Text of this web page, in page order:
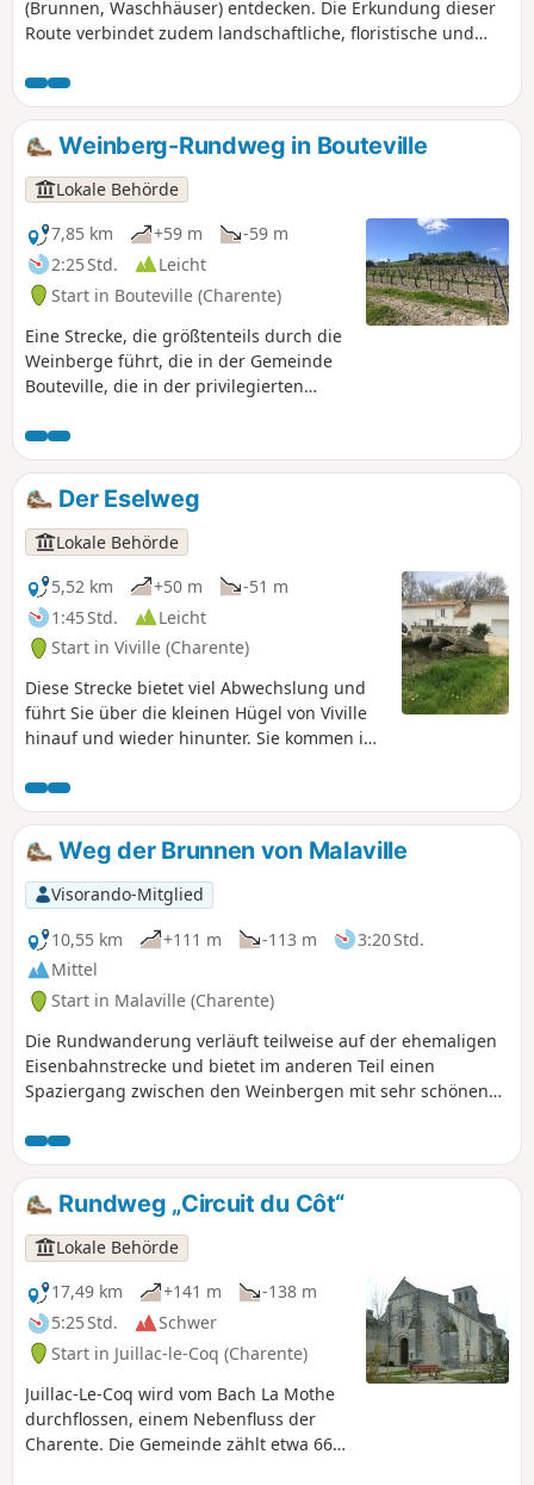
(Brunnen, Waschhäuser) entdecken. Die Erkundung dieser
Route verbindet zudem landschaftliche, floristische und
Weinberg-Rundweg in Bouteville
Lokale Behörde
7,85 km
+59 m
-59 m
2:25 Std.
Leicht
Start in Bouteville (Charente)
Eine Strecke, die größtenteils durch die
Weinberge führt, die in der Gemeinde
Bouteville, die in der privilegierten
Cognac liegt, allgegenwärtig sind. Fast
alle Winzer von Bouteville sind auch
„Schnapsbrenner“.
Der Eselweg
Lokale Behörde
5,52 km
+50 m
-51 m
1:45 Std.
Leicht
Start in Viville (Charente)
Diese Strecke bietet viel Abwechslung und
führt Sie über die kleinen Hügel von Viville
hinauf und wieder hinunter. Sie kommen in
einer alten Mühle am Né vorbei.
Weg der Brunnen von Malaville
Visorando-Mitglied
10,55 km
+111 m -113 m
3:20 Std.
Mittel
Start in Malaville (Charente)
Die Rundwanderung verläuft teilweise auf der ehemaligen
Eisenbahnstrecke und bietet im anderen Teil einen
Spaziergang zwischen den Weinbergen mit sehr schönen
Rundweg „Circuit du Côt“
Lokale Behörde
17,49 km
+141 m
-138 m
5:25 Std.
Schwer
Start in Juillac-le-Coq (Charente)
Juillac-Le-Coq wird vom Bach La Mothe
durchflossen, einem Nebenfluss der
Charente. Die Gemeinde zählt etwa 667